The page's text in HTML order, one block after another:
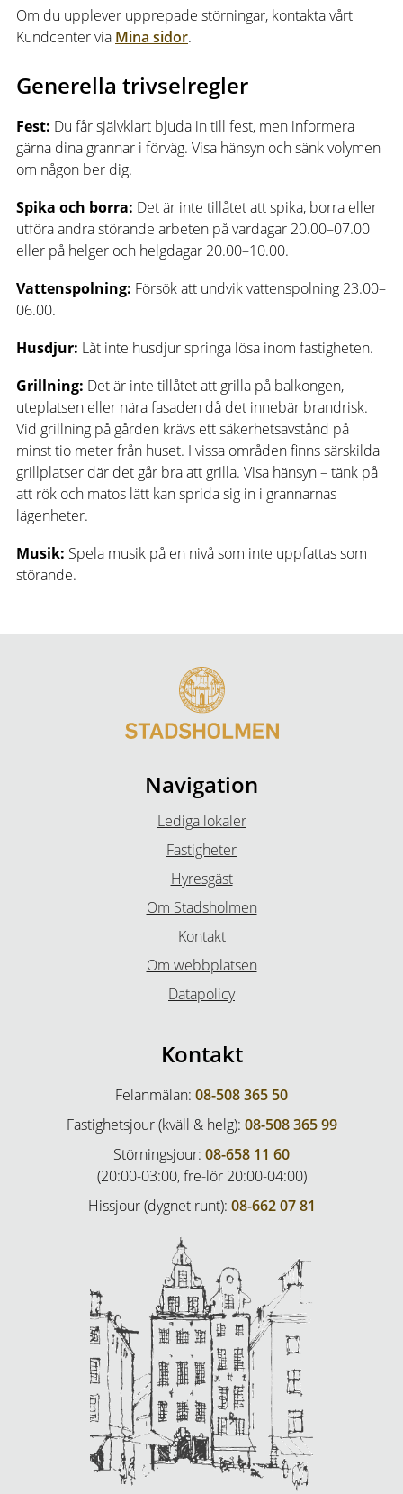
Om du upplever upprepade störningar, kontakta vårt
Kundcenter via Mina sidor.
Generella trivselregler
Fest: Du får självklart bjuda in till fest, men informera
gärna dina grannar i förväg. Visa hänsyn och sänk volymen
om någon ber dig.
Spika och borra: Det är inte tillåtet att spika, borra eller
utföra andra störande arbeten på vardagar 20.00–07.00
eller på helger och helgdagar 20.00–10.00.
Vattenspolning: Försök att undvik vattenspolning 23.00–
06.00.
Husdjur: Låt inte husdjur springa lösa inom fastigheten.
Grillning: Det är inte tillåtet att grilla på balkongen,
uteplatsen eller nära fasaden då det innebär brandrisk.
Vid grillning på gården krävs ett säkerhetsavstånd på
minst tio meter från huset. I vissa områden finns särskilda
grillplatser där det går bra att grilla. Visa hänsyn – tänk på
att rök och matos lätt kan sprida sig in i grannarnas
lägenheter.
Musik: Spela musik på en nivå som inte uppfattas som
störande.
Navigation
Lediga lokaler
Fastigheter
Hyresgäst
Om Stadsholmen
Kontakt
Om webbplatsen
Datapolicy
Kontakt
Felanmälan: 08-508 365 50
Fastighetsjour (kväll & helg): 08-508 365 99
Störningsjour: 08-658 11 60
(20:00-03:00, fre-lör 20:00-04:00)
Hissjour (dygnet runt): 08-662 07 81